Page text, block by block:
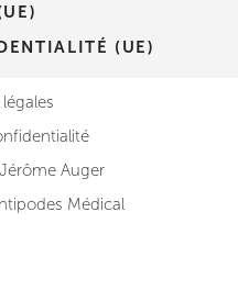
(UE)
Auger
Médical